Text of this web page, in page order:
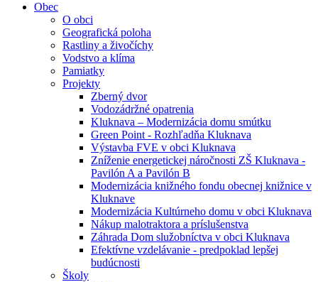
Obec
O obci
Geografická poloha
Rastliny a živočíchy
Vodstvo a klíma
Pamiatky
Projekty
Zberný dvor
Vodozádržné opatrenia
Kluknava – Modernizácia domu smútku
Green Point - Rozhľadňa Kluknava
Výstavba FVE v obci Kluknava
Zníženie energetickej náročnosti ZŠ Kluknava -
Pavilón A a Pavilón B
Modernizácia knižného fondu obecnej knižnice v
Kluknave
Modernizácia Kultúrneho domu v obci Kluknava
Nákup malotraktora a príslušenstva
Záhrada Dom služobníctva v obci Kluknava
Efektívne vzdelávanie - predpoklad lepšej
budúcnosti
Školy